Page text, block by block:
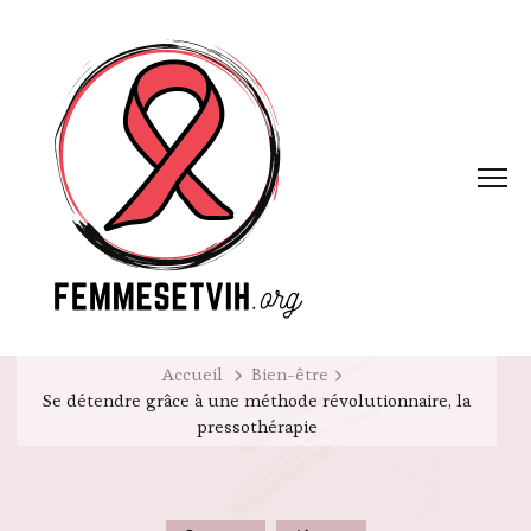
Accueil
Bien-être
Se détendre grâce à une méthode révolutionnaire, la
pressothérapie